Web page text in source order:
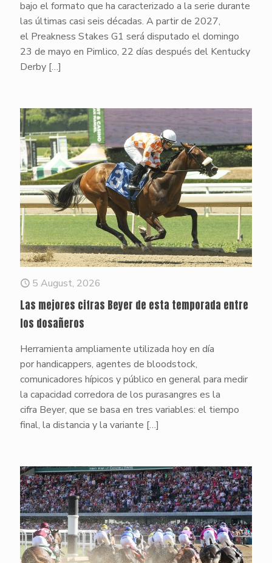
bajo el formato que ha caracterizado a la serie durante
las últimas casi seis décadas. A partir de 2027,
el Preakness Stakes G1 será disputado el domingo
23 de mayo en Pimlico, 22 días después del Kentucky
Derby […]
5 August, 2026
Las mejores cifras Beyer de esta temporada entre
los dosañeros
Herramienta ampliamente utilizada hoy en día
por handicappers, agentes de bloodstock,
comunicadores hípicos y público en general para medir
la capacidad corredora de los purasangres es la
cifra Beyer, que se basa en tres variables: el tiempo
final, la distancia y la variante […]